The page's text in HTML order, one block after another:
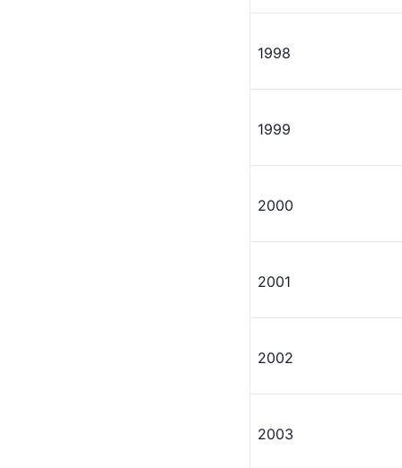
1998
1999
2000
2001
2002
2003